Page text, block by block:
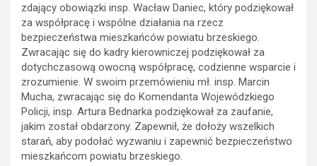
zdający obowiązki insp. Wacław Daniec, który podziękował
za współpracę i wspólne działania na rzecz
bezpieczeństwa mieszkańców powiatu brzeskiego.
Zwracając się do kadry kierowniczej podziękował za
dotychczasową owocną współpracę, codzienne wsparcie i
zrozumienie. W swoim przemówieniu mł. insp. Marcin
Mucha, zwracając się do Komendanta Wojewódzkiego
Policji, insp. Artura Bednarka podziękował za zaufanie,
jakim został obdarzony. Zapewnił, że dołoży wszelkich
starań, aby podołać wyzwaniu i zapewnić bezpieczeństwo
mieszkańcom powiatu brzeskiego.